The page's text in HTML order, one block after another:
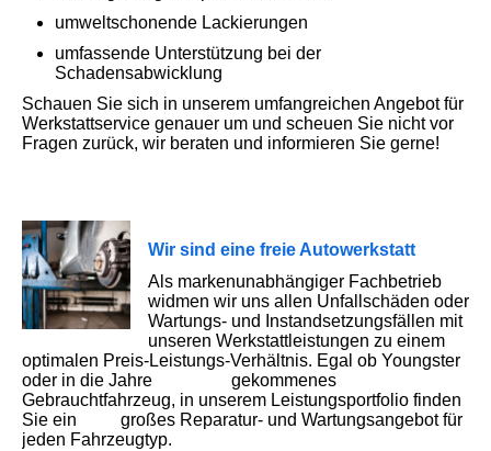
umweltschonende Lackierungen
umfassende Unterstützung bei der
Schadensabwicklung
Schauen Sie sich in unserem umfangreichen Angebot für
Werkstattservice genauer um und scheuen Sie nicht vor
Fragen zurück, wir beraten und informieren Sie gerne!
Wir sind eine freie Autowerkstatt
Als markenunabhängiger Fachbetrieb
widmen wir uns allen Unfallschäden oder
Wartungs- und Instandsetzungsfällen mit
unseren Werkstattleistungen zu einem
optimalen Preis-Leistungs-Verhältnis. Egal ob Youngster
oder in die Jahre gekommenes
Gebrauchtfahrzeug, in unserem Leistungsportfolio finden
Sie ein großes Reparatur- und Wartungsangebot für
jeden Fahrzeugtyp.